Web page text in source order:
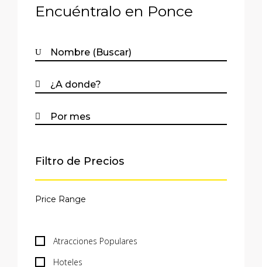
Encuéntralo en Ponce
Filtro de Precios
Atracciones Populares
Hoteles